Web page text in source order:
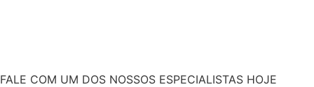
FALE COM UM DOS NOSSOS ESPECIALISTAS HOJE